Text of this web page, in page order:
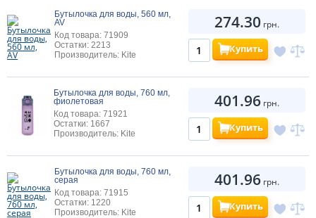
Бутылочка для воды, 560 мл,
AV
Код товара: 71909
Остатки: 2213
Производитель: Kite
274.30 грн.
Купить
Бутылочка для воды, 760 мл,
фиолетовая
Код товара: 71921
Остатки: 1667
Производитель: Kite
401.96 грн.
Купить
Бутылочка для воды, 760 мл,
серая
Код товара: 71915
Остатки: 1220
Производитель: Kite
401.96 грн.
Купить